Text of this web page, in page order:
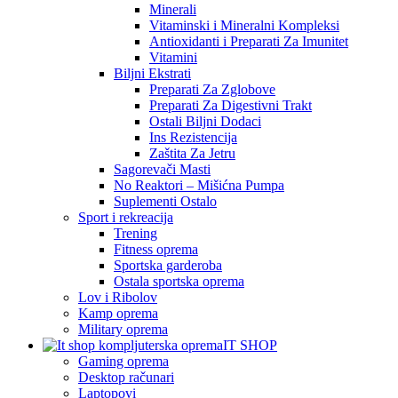
Minerali
Vitaminski i Mineralni Kompleksi
Antioxidanti i Preparati Za Imunitet
Vitamini
Biljni Ekstrati
Preparati Za Zglobove
Preparati Za Digestivni Trakt
Ostali Biljni Dodaci
Ins Rezistencija
Zaštita Za Jetru
Sagorevači Masti
No Reaktori – Mišićna Pumpa
Suplementi Ostalo
Sport i rekreacija
Trening
Fitness oprema
Sportska garderoba
Ostala sportska oprema
Lov i Ribolov
Kamp oprema
Military oprema
IT SHOP
Gaming oprema
Desktop računari
Laptopovi